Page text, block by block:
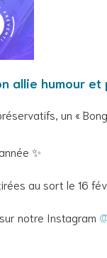
allie humour
un «
✨
tirées au sort le 16
notre Instagram